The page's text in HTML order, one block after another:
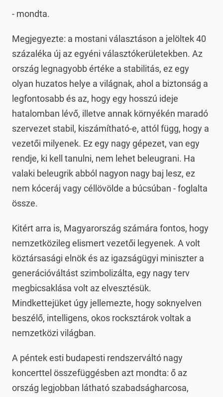
- mondta.
Megjegyezte: a mostani választáson a jelöltek 40
százaléka új az egyéni választókerületekben. Az
ország legnagyobb értéke a stabilitás, ez egy
olyan huzatos helye a világnak, ahol a biztonság a
legfontosabb és az, hogy egy hosszú ideje
hatalomban lévő, illetve annak környékén maradó
szervezet stabil, kiszámítható-e, attól függ, hogy a
vezetői milyenek. Ez egy nagy gépezet, van egy
rendje, ki kell tanulni, nem lehet beleugrani. Ha
valaki beleugrik abból nagyon nagy baj lesz, ez
nem kóceráj vagy céllövölde a búcsúban - foglalta
össze.
Kitért arra is, Magyarország számára fontos, hogy
nemzetközileg elismert vezetői legyenek. A volt
köztársasági elnök és az igazságügyi miniszter a
generációváltást szimbolizálta, egy nagy terv
megbicsaklása volt az elvesztésük.
Mindkettejüket úgy jellemezte, hogy soknyelven
beszélő, intelligens, okos rocksztárok voltak a
nemzetközi világban.
A péntek esti budapesti rendszerváltó nagy
koncerttel összefüggésben azt mondta: ő az
ország legjobban látható szabadságharcosa,